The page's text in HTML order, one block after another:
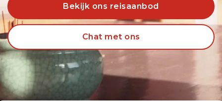
Bekijk ons reisaanbod
Chat met ons